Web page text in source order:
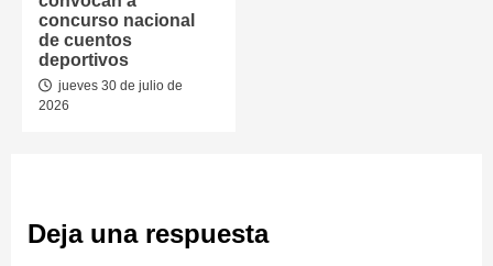
concurso nacional
de cuentos
deportivos
jueves 30 de julio de
2026
Deja una respuesta